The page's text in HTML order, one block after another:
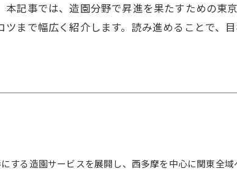
記事では、造園分野で昇進を果たすための東
まで幅広く紹介します。読み進めることで、
する造園サービスを展開し、西多摩を中心に関東全